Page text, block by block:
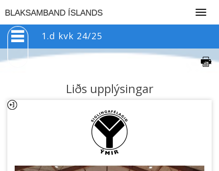
BLAKSAMBAND ÍSLANDS
1.d kvk 24/25
Liðs upplýsingar